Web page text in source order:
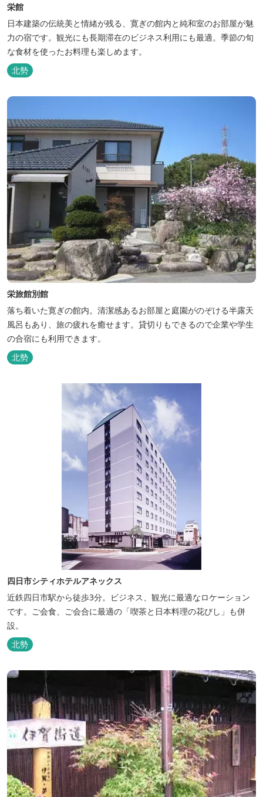
栄館
日本建築の伝統美と情緒が残る、寛ぎの館内と純和室のお部屋が魅
力の宿です。観光にも長期滞在のビジネス利用にも最適。季節の旬
な食材を使ったお料理も楽しめます。
北勢
栄旅館別館
落ち着いた寛ぎの館内。清潔感あるお部屋と庭園がのぞける半露天
風呂もあり、旅の疲れを癒せます。貸切りもできるので企業や学生
の合宿にも利用できます。
北勢
四日市シティホテルアネックス
近鉄四日市駅から徒歩3分。ビジネス、観光に最適なロケーション
です。ご会食、ご会合に最適の「喫茶と日本料理の花びし」も併
設。
北勢